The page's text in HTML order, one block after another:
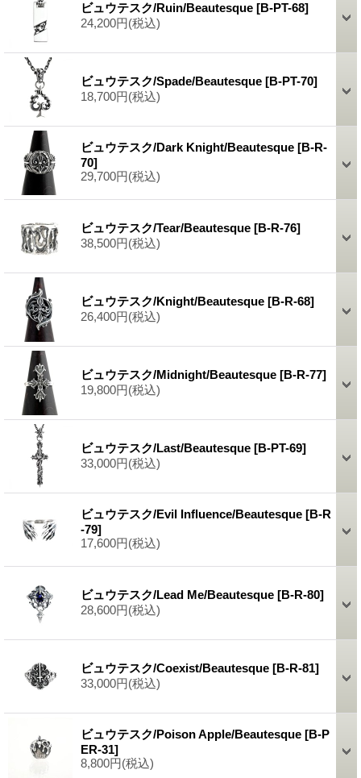
ビュウテスク/Ruin/Beautesque [B-PT-68]
24,200円(税込)
ビュウテスク/Spade/Beautesque [B-PT-70]
18,700円(税込)
ビュウテスク/Dark Knight/Beautesque [B-R-
70]
29,700円(税込)
ビュウテスク/Tear/Beautesque [B-R-76]
38,500円(税込)
ビュウテスク/Knight/Beautesque [B-R-68]
26,400円(税込)
ビュウテスク/Midnight/Beautesque [B-R-77]
19,800円(税込)
ビュウテスク/Last/Beautesque [B-PT-69]
33,000円(税込)
ビュウテスク/Evil Influence/Beautesque [B-R
-79]
17,600円(税込)
ビュウテスク/Lead Me/Beautesque [B-R-80]
28,600円(税込)
ビュウテスク/Coexist/Beautesque [B-R-81]
33,000円(税込)
ビュウテスク/Poison Apple/Beautesque [B-P
ER-31]
8,800円(税込)